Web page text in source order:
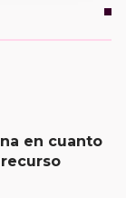
en cuanto